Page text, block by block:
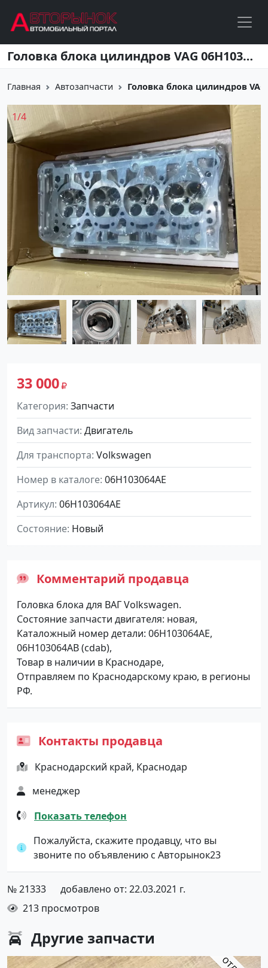
Перейти к основному содержанию Головка блока цилиндров VAG 06H103064AE 06H103064AB Краснодар
Главная Автозапчасти Головка блока цилиндров VAG
33 000
Категория Запчасти
Вид запчасти Двигатель
Для транспорта Volkswagen
Номер в каталоге 06H103064AE
Артикул 06H103064AE
Состояние Новый
1/4
Комментарий продавца
Головка блока для ВАГ Volkswagen.
Состояние запчасти двигателя: новая,
Каталожный номер детали: 06H103064AE,
06H103064AB (cdab),
Товар в наличии в Краснодаре,
Отправляем по Краснодарскому краю, в регионы
РФ.
Контакты продавца
Краснодарский край, Краснодар
менеджер
Показать телефон
Пожалуйста, скажите продавцу, что вы
звоните по объявлению с Авторынок23
№ 21333
добавлено от: 22.03.2021 г.
213 просмотров
Другие запчасти